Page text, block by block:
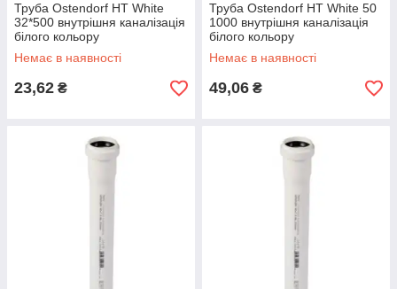
Труба Ostendorf HT White
32*500 внутрішня каналізація
білого кольору
Немає в наявності
23,62 ₴
Труба Ostendorf HT White 50
1000 внутрішня каналізація
білого кольору
Немає в наявності
49,06 ₴